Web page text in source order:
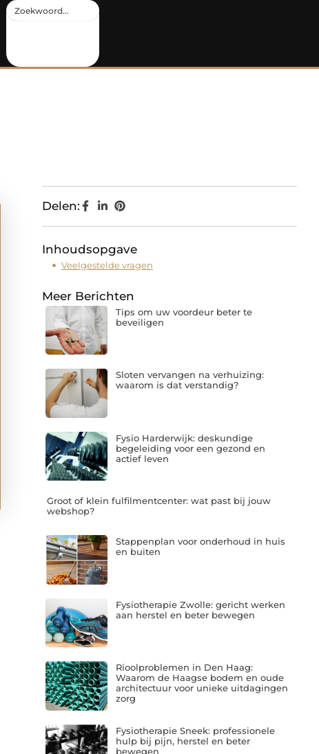
Delen:
Inhoudsopgave
Veelgestelde vragen
Meer Berichten
Tips om uw voordeur beter te
beveiligen
Sloten vervangen na verhuizing:
waarom is dat verstandig?
Fysio Harderwijk: deskundige
begeleiding voor een gezond en
actief leven
Groot of klein fulfilmentcenter: wat past bij jouw
webshop?
Stappenplan voor onderhoud in huis
en buiten
Fysiotherapie Zwolle: gericht werken
aan herstel en beter bewegen
Rioolproblemen in Den Haag:
Waarom de Haagse bodem en oude
architectuur voor unieke uitdagingen
zorg
Fysiotherapie Sneek: professionele
hulp bij pijn, herstel en beter
bewegen